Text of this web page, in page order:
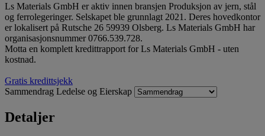
Ls Materials GmbH er aktiv innen bransjen Produksjon av jern, stål
og ferrolegeringer. Selskapet ble grunnlagt 2021. Deres hovedkontor
er lokalisert på Rutsche 26 59939 Olsberg. Ls Materials GmbH har
organisasjonsnummer 0766.539.728.
Motta en komplett kredittrapport for Ls Materials GmbH - uten
kostnad.
Gratis kredittsjekk
Sammendrag Ledelse og Eierskap
Detaljer